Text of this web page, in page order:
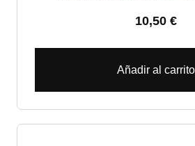
10,50 €
Añadir al carrito